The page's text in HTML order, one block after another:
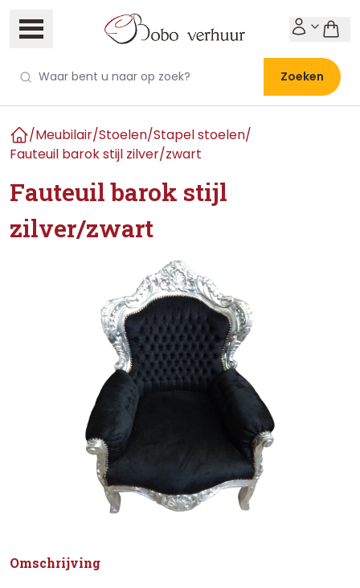
Zoeken
Home
/Meubilair/Stoelen/Stapel stoelen/
Fauteuil barok stijl zilver/zwart
Fauteuil barok stijl
zilver/zwart
Omschrijving